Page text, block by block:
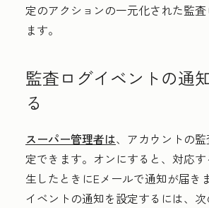
定のアクションの一元化された監
ます。
監査ログイベントの通
る
スーパー管理者は、アカウントの
定できます。オンにすると、対応
生したときにEメールで通知が届き
イベントの通知を設定するには、